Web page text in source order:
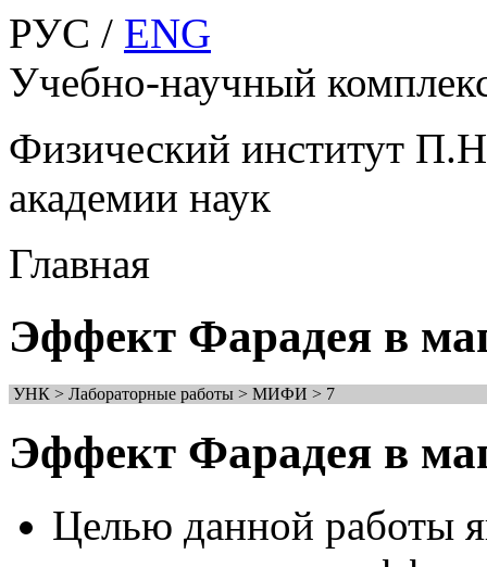
РУС / ENG
Учебно-научный
Физический институт
академии наук
Главная
Эффект Фарадея в
УНК > Лабораторные работы > МИФИ > 7
Эффект Фарадея в
Целью данной работы